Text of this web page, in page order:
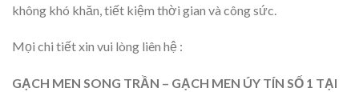
không khó khăn, tiết kiệm thời gian và công sức.
Mọi chi tiết xin vui lòng liên hệ :
GẠCH MEN SONG TRẦN – GẠCH MEN ÚY TÍN SỐ 1 TẠI